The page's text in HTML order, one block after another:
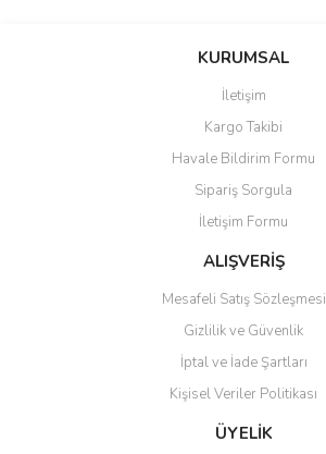
KURUMSAL
İletişim
Kargo Takibi
Havale Bildirim Formu
Sipariş Sorgula
İletişim Formu
ALIŞVERİŞ
Mesafeli Satış Sözleşmesi
Gizlilik ve Güvenlik
İptal ve İade Şartları
Kişisel Veriler Politikası
ÜYELİK